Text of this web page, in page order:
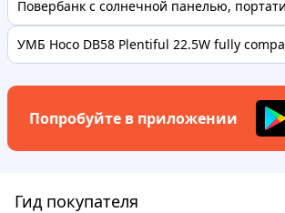
Повербанк с солнечной панелью,
УМБ Hoco DB58 Plentiful 22.5W fully
Попробуйте в приложении
Гид покупателя